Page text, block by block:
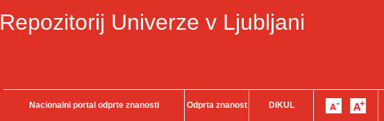
Repozitorij Univerze v Ljubljani
Nacionalni portal odprte znanosti Odprta znanost DiKUL